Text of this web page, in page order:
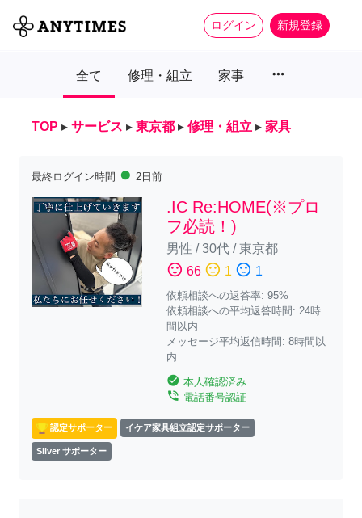
ログイン 新規登録
全て 修理・組立 家事 more_horiz
TOP ▸ サービス ▸ 東京都 ▸ 修理・組立 ▸ 家具
最終ログイン時間 fiber_manual_record 2日前
.IC Re:HOME(※プロ
フ必読！)
男性 /30代/東京都
sentiment_satisfied 66 sentiment_neutral 1 sentiment_dissatisfied 1
依頼相談への返答率: 95%
依頼相談への平均返答時間: 24時
間以内
メッセージ平均返信時間: 8時間以
内
check_circle 本人確認済み
phone_in_talk 電話番号認証
認定サポーター イケア家具組立認定サポーター
Silver サポーター